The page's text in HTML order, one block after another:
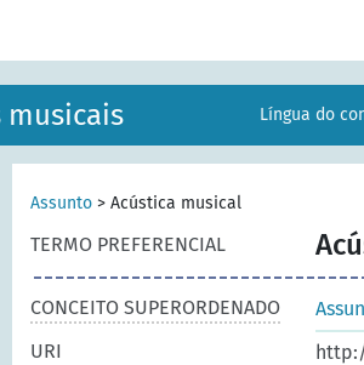
musicais Língua do
Assunto > Acústica musical
TERMO PREFERENCIAL
CONCEITO SUPERORDENADO
URI